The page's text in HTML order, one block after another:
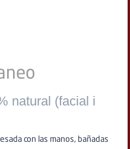
natural (facial i
con las manos, bañadas